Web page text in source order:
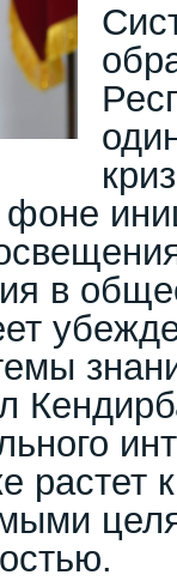
фоне
в
растет